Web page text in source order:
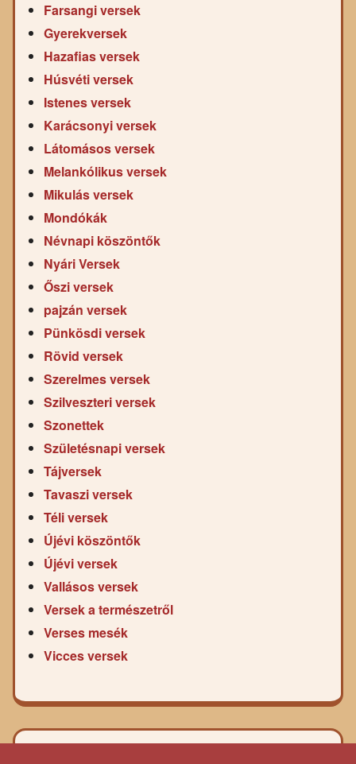
Farsangi versek
Gyerekversek
Hazafias versek
Húsvéti versek
Istenes versek
Karácsonyi versek
Látomásos versek
Melankólikus versek
Mikulás versek
Mondókák
Névnapi köszöntők
Nyári Versek
Őszi versek
pajzán versek
Pünkösdi versek
Rövid versek
Szerelmes versek
Szilveszteri versek
Szonettek
Születésnapi versek
Tájversek
Tavaszi versek
Téli versek
Újévi köszöntők
Újévi versek
Vallásos versek
Versek a természetről
Verses mesék
Vicces versek